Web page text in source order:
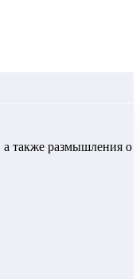
а также размышления о